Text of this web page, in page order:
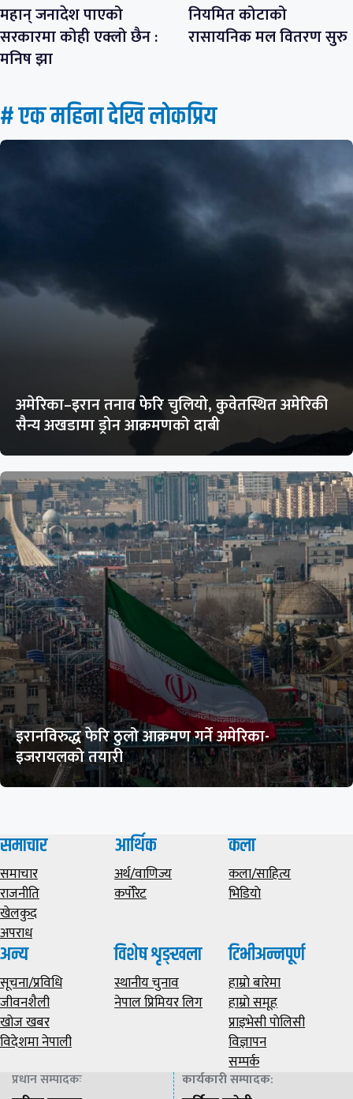
महान् जनादेश पाएको
सरकारमा कोही एक्लो छैन :
मनिष झा
नियमित कोटाको
रासायनिक मल वितरण सुरु
# एक महिना देखि लाेकप्रिय
अमेरिका–इरान तनाव फेरि चुलियो, कुवेतस्थित अमेरिकी
सैन्य अखडामा ड्रोन आक्रमणको दाबी
इरानविरुद्ध फेरि ठुलो आक्रमण गर्ने अमेरिका-
इजरायलको तयारी
समाचार
समाचार
राजनीति
खेलकुद
अपराध
आर्थिक
अर्थ/वाणिज्य
कर्पोरेट
कला
कला/साहित्य
भिडियाे
अन्य
सूचना/प्रविधि
जीवनशैली
खोज खबर
विदेशमा नेपाली
विशेष शृङ्खला
स्थानीय चुनाव
नेपाल प्रिमियर लिग
टिभीअन्नपूर्ण
हाम्राे बारेमा
हाम्राे समूह
प्राइभेसी पाेलिसी
विज्ञापन
सम्पर्क
प्रधान सम्पादकः कार्यकारी सम्पादक: